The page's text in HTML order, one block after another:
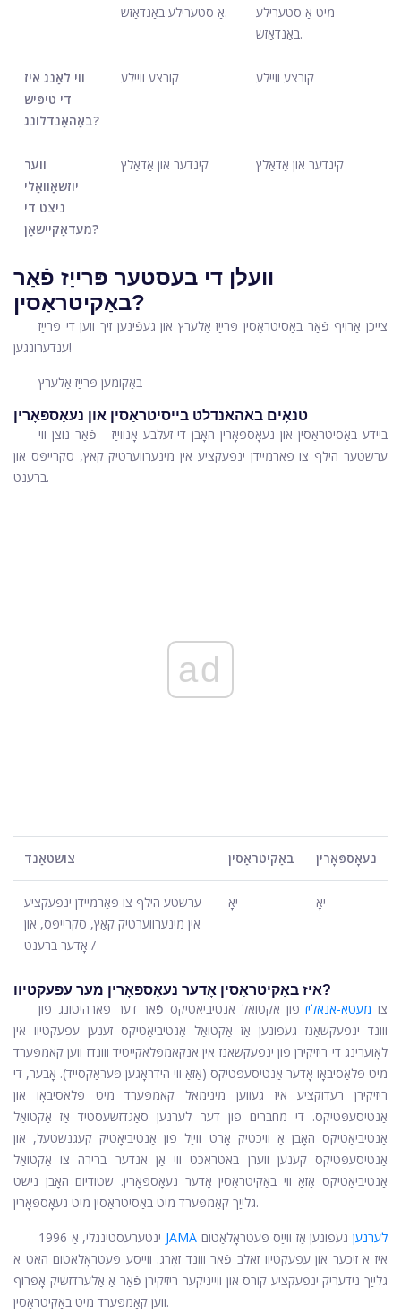
אַ סטערילע באַנדאַזש.
מיט אַ סטערילע
באַנדאַזש.
ווי לאַנג איז
די טיפּיש
באַהאַנדלונג?
קורצע וויילע קורצע וויילע
ווער
יוזשאַוואַלי
ניצט די
מעדאַקיישאַן?
קינדער און אַדאַלץ קינדער און אַדאַלץ
וועלן די בעסטער פּרייַז פֿאַר
באַקיטראַסין?
צייכן אַרויף פֿאַר באַסיטראַסין פּרייַז אַלערץ און געפֿינען זיך ווען די פּרייַז
ענדערונגען!
באַקומען פּרייַז אַלערץ
טנאָים באהאנדלט בייסיטראַסין און נעאָספּאָרין
ביידע באַסיטראַסין און נעאָספּאָרין האָבן די זעלבע אָנווייַז - פֿאַר נוצן ווי
ערשטער הילף צו פאַרמייַדן ינפעקציע אין מינערווערטיק קאַץ, סקרייפּס און
ברענט.
ad
צושטאַנד באַקיטראַסין נעאָספּאָרין
ערשטע הילף צו פאַרמיידן ינפעקציע
אין מינערווערטיק קאַץ, סקרייפּס, און
/ אָדער ברענט
יאָ יאָ
איז באַקיטראַסין אָדער נעאָספּאָרין מער עפעקטיוו?
צו מעטאַ-אַנאַליזפון אַקטואַל אַנטיביאַטיקס פֿאַר דער פאַרהיטונג פון
ווונד ינפעקשאַנז געפונען אַז אַקטואַל אַנטיביאַטיקס זענען עפעקטיוו אין
לאָוערינג די ריזיקירן פון ינפעקשאַנז אין אַנקאַמפּלאַקייטיד ווונדז ווען קאַמפּערד
מיט פּלאַסיבאָו אָדער אַנטיסעפּטיקס (אַזאַ ווי הידראָגען פּעראַקסייד). אָבער, די
ריזיקירן רעדוקציע איז געווען מינימאַל קאַמפּערד מיט פּלאַסיבאָו און
אַנטיסעפּטיקס. די מחברים פון דער לערנען סאַגדזשעסטיד אַז אַקטואַל
אַנטיביאַטיקס האָבן אַ וויכטיק אָרט ווייַל פון אַנטיביאָטיק קעגנשטעל, און
אַנטיסעפּטיקס קענען ווערן באטראכט ווי אַן אנדער ברירה צו אַקטואַל
אַנטיביאַטיקס אַזאַ ווי באַקיטראַסין אָדער נעאָספּאָרין. שטודיום האָבן נישט
גלייַך קאַמפּערד מיט באַסיטראַסין מיט נעאָספּאָרין.
JAMA לערנען געפונען אַז ווייַס פּעטראָלאַטום
איז אַ זיכער און עפעקטיוו זאַלב פֿאַר ווונד זאָרג. ווייסע פּעטראָלאַטום האט אַ
גלייַך נידעריק ינפעקציע קורס און ווייניקער ריזיקירן פֿאַר אַ אַלערדזשיק אָפּרוף
ווען קאַמפּערד מיט באַקיטראַסין.